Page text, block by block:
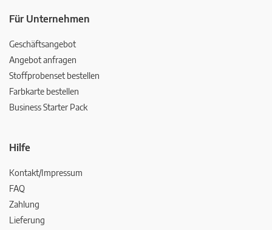
Für Unternehmen
Geschäftsangebot
Angebot anfragen
Stoffprobenset bestellen
Farbkarte bestellen
Business Starter Pack
Hilfe
Kontakt/Impressum
FAQ
Zahlung
Lieferung